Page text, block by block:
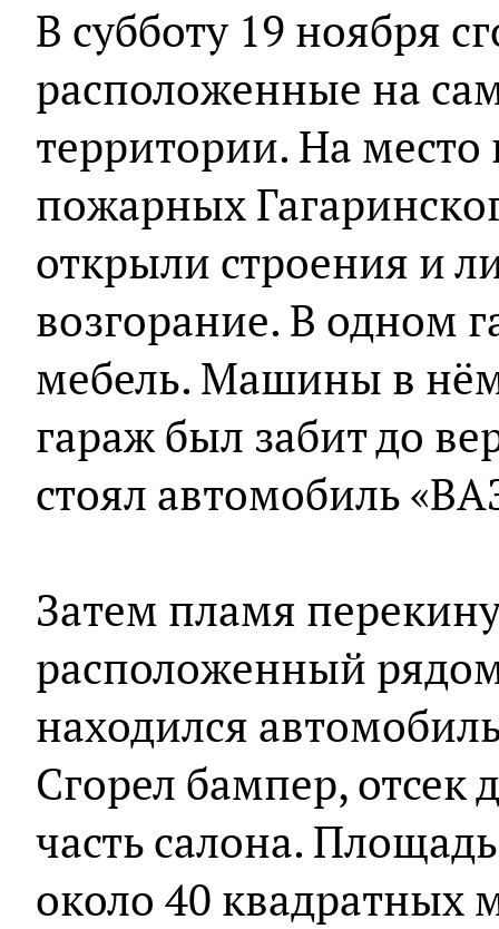
В субботу 19 ноября
расположенные на
территории. На
пожарных
открыли строения и
возгорание. В одном
мебель. Машины в
гараж был забит до
стоял автомобиль
Затем пламя
расположенный
находился
Сгорел бампер, отсек
часть салона.
около 40 квадратных